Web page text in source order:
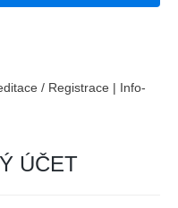
/ Registrace | Info-
ÚČET